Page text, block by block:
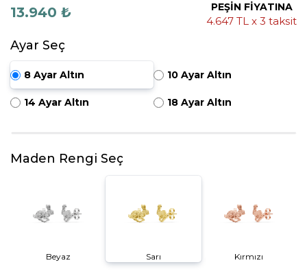
13.940 ₺ PEŞİN FİYATINA
4.647 TL x 3 taksit
Ayar Seç
8 Ayar Altın 10 Ayar Altın
14 Ayar Altın 18 Ayar Altın
Maden Rengi Seç
Beyaz Sarı Kırmızı